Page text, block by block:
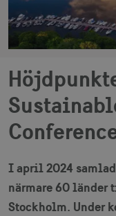
I april 2024
närmare 60 länder
Stockholm. Under